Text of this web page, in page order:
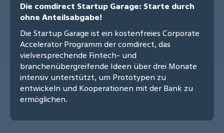
Die comdirect Startup Garage: Starte durch
ohne Anteilsabgabe!
Die Startup Garage ist ein kostenfreies Corporate
Accelerator Programm der comdirect, das
vielversprechende Fintech- und
branchenübergreifende Ideen über drei Monate
intensiv unterstützt, um Prototypen zu
entwickeln und Kooperationen mit der Bank zu
ermöglichen.